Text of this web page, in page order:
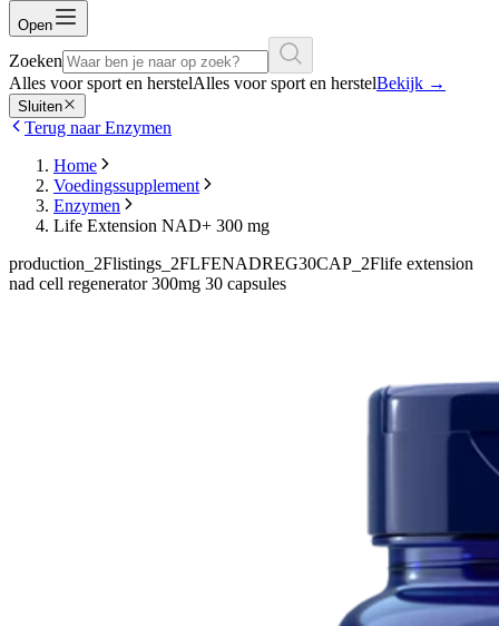
Open
Zoeken
Alles voor sport en herstelAlles voor sport en herstelBekijk →
Sluiten
Terug naar Enzymen
Home
Voedingssupplement
Enzymen
Life Extension NAD+ 300 mg
production_2Flistings_2FLFENADREG30CAP_2Flife extension
nad cell regenerator 300mg 30 capsules